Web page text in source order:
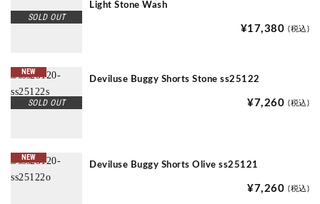
SOLD OUT
Light Stone Wash
¥17,380 (税込)
NEW
SOLD OUT
Deviluse Buggy Shorts Stone ss25122
¥7,260 (税込)
NEW
Deviluse Buggy Shorts Olive ss25121
¥7,260 (税込)